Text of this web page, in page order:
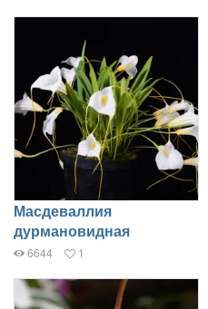
Масдеваллия
дурмановидная
6644 1